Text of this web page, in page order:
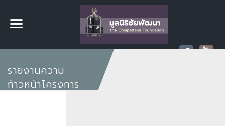
รายงานความ
ก้าวหน้าโครงการ